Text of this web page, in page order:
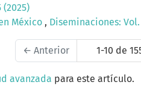
(2025)
México , Diseminaciones:
← Anterior 1-10 de
avanzada para este artículo.